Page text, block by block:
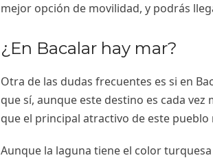
mejor opción de movilidad, y podrás
¿En Bacalar hay mar?
Otra de las dudas frecuentes es si en
que sí, aunque este destino es cada
que el principal atractivo de este
Aunque la laguna tiene el color